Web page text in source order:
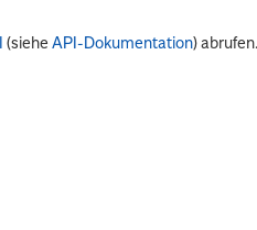
(sieheAPI-Dokumentation) abrufen.